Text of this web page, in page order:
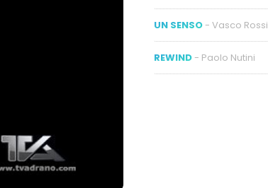
UN SENSO - Vasco Rossi
REWIND - Paolo Nutini